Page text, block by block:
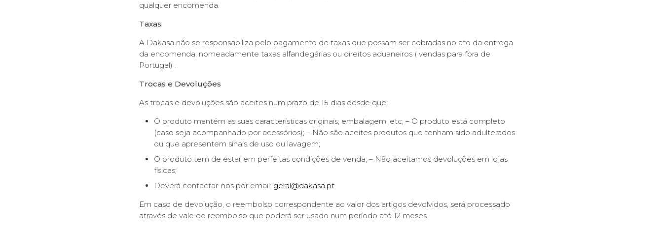
qualquer encomenda.
Taxas
A Dakasa não se responsabiliza pelo pagamento de taxas que possam ser cobradas no ato da entrega
da encomenda, nomeadamente taxas alfandegárias ou direitos aduaneiros ( vendas para fora de
Portugal) .
Trocas e Devoluções
As trocas e devoluções são aceites num prazo de 15 dias desde que:
O produto mantém as suas características originais, embalagem, etc; – O produto está completo
(caso seja acompanhado por acessórios); – Não são aceites produtos que tenham sido adulterados
ou que apresentem sinais de uso ou lavagem;
O produto tem de estar em perfeitas condições de venda; – Não aceitamos devoluções em lojas
físicas;
Deverá contactar-nos por email: geral@dakasa.pt
Em caso de devolução, o reembolso correspondente ao valor dos artigos devolvidos, será processado
através de vale de reembolso que poderá ser usado num período até 12 meses.